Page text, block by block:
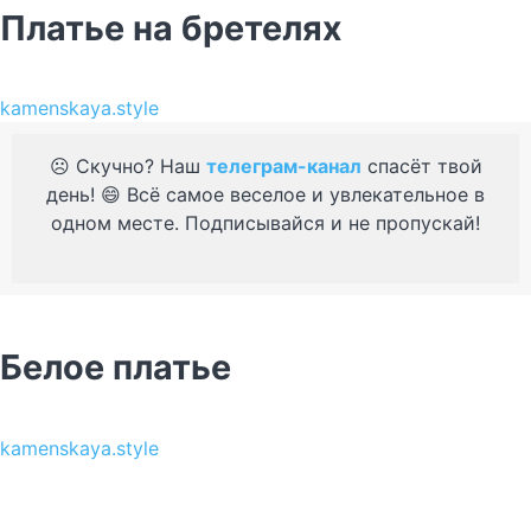
Платье на бретелях
kamenskaya.style
☹️ Скучно? Наш телеграм-канал спасёт твой
день! 😄 Всё самое веселое и увлекательное в
одном месте. Подписывайся и не пропускай!
Белое платье
kamenskaya.style